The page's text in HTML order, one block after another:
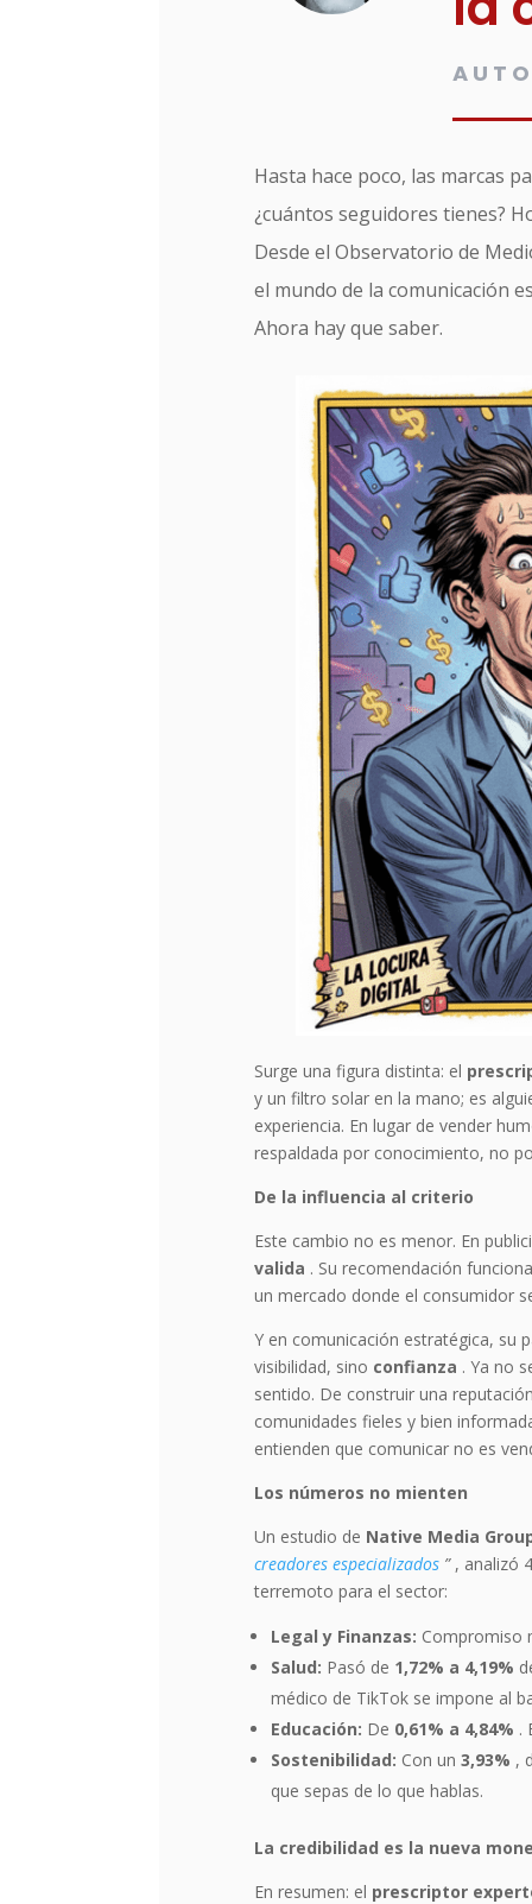
Hasta hace poco, las marcas
¿cuántos seguidores tienes?
Desde el Observatorio de
el mundo de la comunicación
Ahora hay que saber.
Surge una figura distinta: el
y un filtro solar en la mano; es
experiencia. En lugar de vender
respaldada por conocimiento, no
De la influencia al criterio
Este cambio no es menor. En
valida . Su recomendación
un mercado donde el consumidor
Y en comunicación estratégica, su
visibilidad, sino confianza . Ya no
sentido. De construir una
comunidades fieles y bien
entienden que comunicar no es
Los números no mienten
Un estudio de Native Media
creadores especializados”, analizó
terremoto para el sector:
Legal y Finanzas: Compromiso
Salud: Pasó de 1,72% a 4,19%
médico de TikTok se impone al
Educación: De 0,61% a 4,84% .
Sostenibilidad: Con un 3,93% ,
que sepas de lo que hablas.
La credibilidad es la nueva
En resumen: el prescriptor